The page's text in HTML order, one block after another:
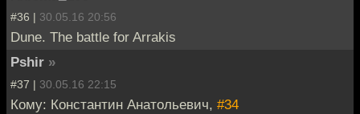
#36 | 30.05.16 20:56
Dune. The battle for Arrakis
Pshir »
#37 | 30.05.16 22:15
Кому: Константин Анатольевич, #34